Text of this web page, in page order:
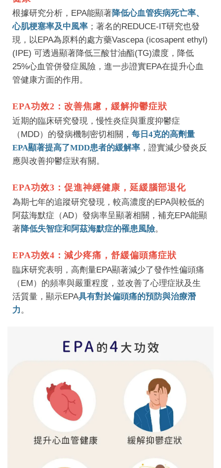
根據研究分析，EPA能顯著降低心血管疾病死亡率、
心肌梗塞率及中風率 ；著名的REDUCE-IT研究也發
現，以EPA為原料的處方藥Vascepa (icosapent ethyl)
(IPE) 可透過顯著降低三酸甘油酯(TG)濃度，降低
25%心血管併發症風險，進一步證實EPA在提升心血
管健康方面的作用。
EPA功效2：改善焦慮，緩解抑鬱症狀
近期的臨床研究發現，慢性炎症與重度抑鬱症
（MDD）的發病機制密切相關， 每日4克的高劑量
EPA顯著提高了MDD患者的緩解率 ，證實減少發炎反
應與改善抑鬱症狀有關。
EPA功效3：促進神經健康，延緩腦部退化
為期七年的追蹤研究發現，較高濃度的EPA與較低的
阿茲海默症（AD）發病率呈顯著相關，補充EPA能顯
著降低失智症和阿茲海默症的罹患風險。
EPA功效4：減少疼痛，舒緩偏頭痛症狀
臨床研究表明，高劑量EPA顯著減少了發作性偏頭痛
（EM）的頻率與嚴重程度，並改善了心理症狀及生
活質量，顯示EPA具有對於偏頭痛的預防與治療潛
力。